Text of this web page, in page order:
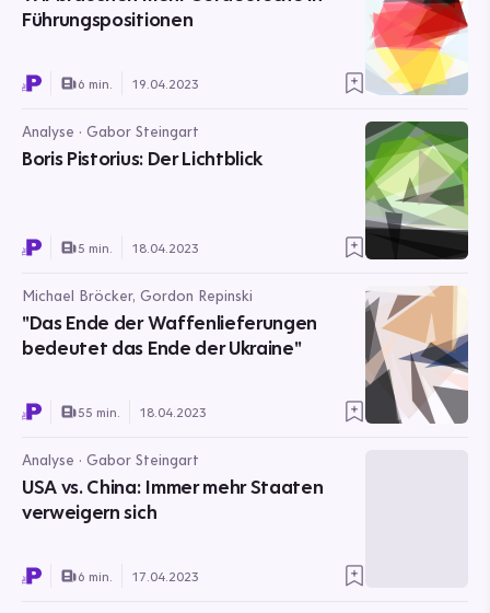
Führungspositionen
6 min. 19.04.2023
Analyse · Gabor Steingart
Boris Pistorius: Der Lichtblick
5 min. 18.04.2023
Michael Bröcker, Gordon Repinski
"Das Ende der Waffenlieferungen
bedeutet das Ende der Ukraine"
55 min. 18.04.2023
Analyse · Gabor Steingart
USA vs. China: Immer mehr Staaten
verweigern sich
6 min. 17.04.2023